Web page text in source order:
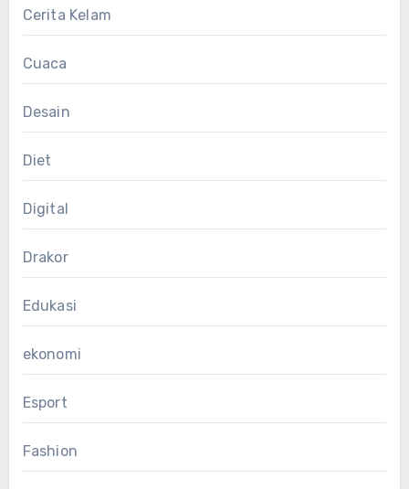
Cerita Kelam
Cuaca
Desain
Diet
Digital
Drakor
Edukasi
ekonomi
Esport
Fashion